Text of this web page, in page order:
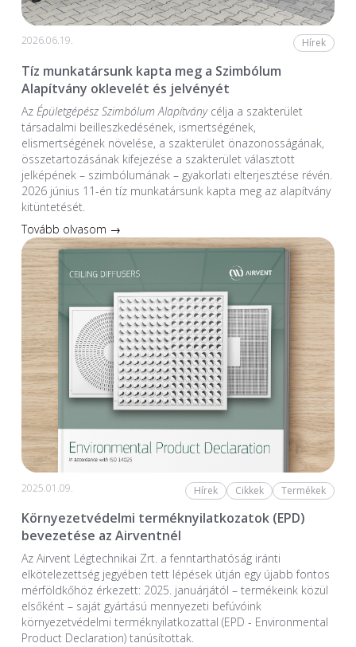
2026.06.19. Hírek
Tíz munkatársunk kapta meg a Szimbólum
Alapítvány oklevelét és jelvényét
Az Épületgépész Szimbólum Alapítványcélja a szakterület
társadalmi beilleszkedésének, ismertségének,
elismertségének növelése, a szakterület önazonosságának,
összetartozásának kifejezése a szakterület választott
jelképének – szimbólumának – gyakorlati elterjesztése révén.
2026 június 11-én tíz munkatársunk kapta meg az alapítvány
kitüntetését.
Tovább olvasom →
2025.01.09. Hírek Cikkek Termékek
Környezetvédelmi terméknyilatkozatok (EPD)
bevezetése az Airventnél
Az Airvent Légtechnikai Zrt. a fenntarthatóság iránti
elkötelezettség jegyében tett lépések útján egy újabb fontos
mérföldkőhöz érkezett: 2025. januárjától – termékeink közül
elsőként – saját gyártású mennyezeti befúvóink
környezetvédelmi terméknyilatkozattal (EPD - Environmental
Product Declaration) tanúsítottak.